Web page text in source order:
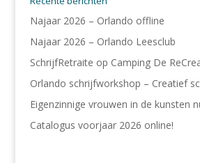
Najaar 2026 – Orlando offline
Najaar 2026 – Orlando Leesclub
SchrijfRetraite op Camping De
Orlando schrijfworkshop – Creatief
Eigenzinnige vrouwen in de kunsten
Catalogus voorjaar 2026 online!